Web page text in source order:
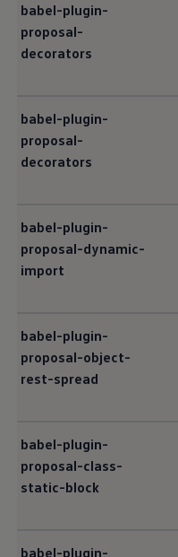
babel-plugin-
proposal-
decorators
babel-plugin-
proposal-
decorators
babel-plugin-
proposal-dynamic-
import
babel-plugin-
proposal-object-
rest-spread
babel-plugin-
proposal-class-
static-block
babel-plugin-